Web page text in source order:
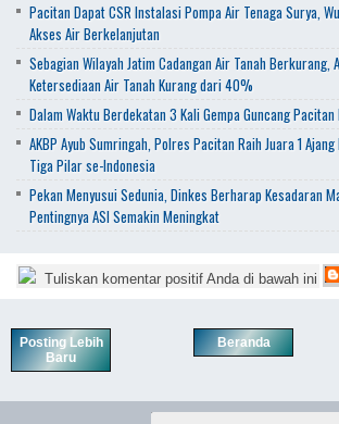
Pacitan Dapat CSR Instalasi Pompa Air Tenaga Surya,
Akses Air Berkelanjutan
Sebagian Wilayah Jatim Cadangan Air Tanah
Ketersediaan Air Tanah Kurang dari 40%
Dalam Waktu Berdekatan 3 Kali Gempa Guncang
AKBP Ayub Sumringah, Polres Pacitan Raih Juara 1
Tiga Pilar se-Indonesia
Pekan Menyusui Sedunia, Dinkes Berharap Kesadaran
Pentingnya ASI Semakin Meningkat
Tuliskan komentar positif Anda di bawah ini
Posting Lebih
Baru
Beranda